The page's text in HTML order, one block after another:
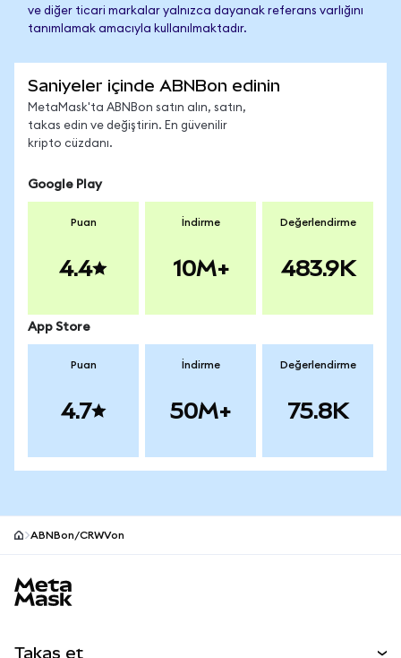
ve diğer ticari markalar yalnızca dayanak referans varlığını
tanımlamak amacıyla kullanılmaktadır.
Saniyeler içinde ABNBon edinin
MetaMask'ta ABNBon satın alın, satın,
takas edin ve değiştirin. En güvenilir
kripto cüzdanı.
Google Play
Puan
4.4
İndirme
10M+
Değerlendirme
483.9K
App Store
Puan
4.7
İndirme
50M+
Değerlendirme
75.8K
ABNBon/CRWVon
Takas et